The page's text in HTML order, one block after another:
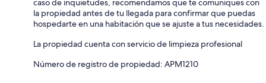
caso de inquietudes, recomendamos que te comuniques con
la propiedad antes de tu llegada para confirmar que puedas
hospedarte en una habitación que se ajuste a tus necesidades.
La propiedad cuenta con servicio de limpieza profesional
Número de registro de propiedad: APM1210